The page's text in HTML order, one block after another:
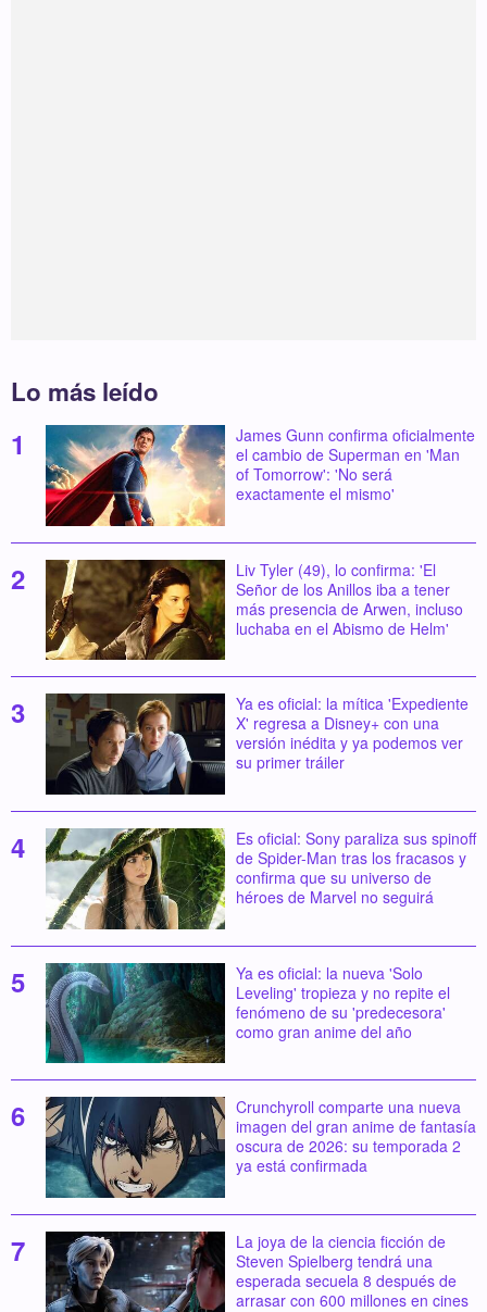
Lo más leído
James Gunn confirma oficialmente
el cambio de Superman en 'Man
of Tomorrow': 'No será
exactamente el mismo'
Liv Tyler (49), lo confirma: 'El
Señor de los Anillos iba a tener
más presencia de Arwen, incluso
luchaba en el Abismo de Helm'
Ya es oficial: la mítica 'Expediente
X' regresa a Disney+ con una
versión inédita y ya podemos ver
su primer tráiler
Es oficial: Sony paraliza sus spinoff
de Spider-Man tras los fracasos y
confirma que su universo de
héroes de Marvel no seguirá
Ya es oficial: la nueva 'Solo
Leveling' tropieza y no repite el
fenómeno de su 'predecesora'
como gran anime del año
Crunchyroll comparte una nueva
imagen del gran anime de fantasía
oscura de 2026: su temporada 2
ya está confirmada
La joya de la ciencia ficción de
Steven Spielberg tendrá una
esperada secuela 8 después de
arrasar con 600 millones en cines